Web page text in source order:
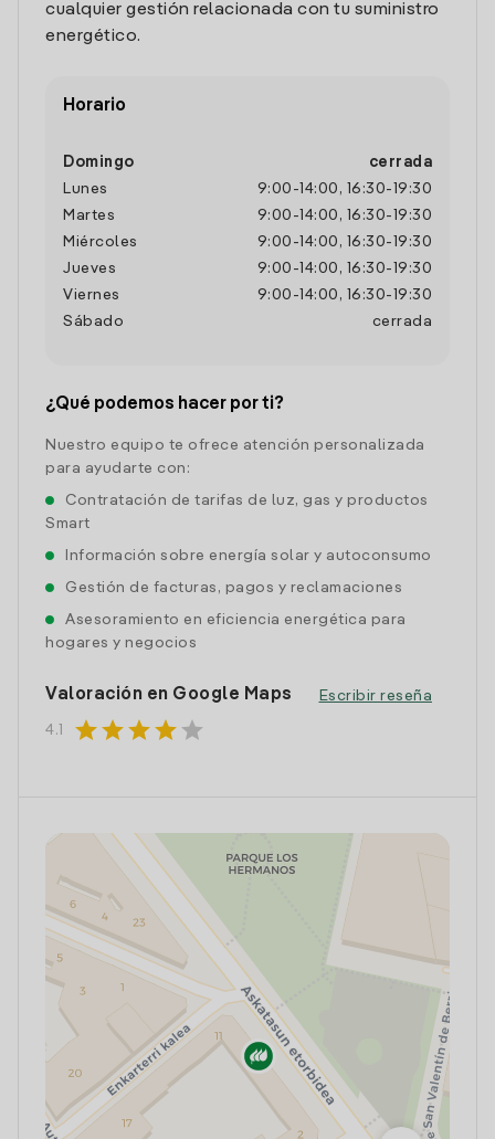
cualquier gestión relacionada con tu suministro
energético.
Horario
Domingo
cerrada
Lunes
9:00 - 14:00 , 16:30- 19:30
Martes
9:00 - 14:00 , 16:30- 19:30
Miércoles
9:00 - 14:00 , 16:30- 19:30
Jueves
9:00 - 14:00 , 16:30- 19:30
Viernes
9:00 - 14:00 , 16:30- 19:30
Sábado
cerrada
¿Qué podemos hacer por ti?
Nuestro equipo te ofrece atención personalizada
para ayudarte con:
Contratación de tarifas de luz, gas y productos
Smart
Información sobre energía solar y autoconsumo
Gestión de facturas, pagos y reclamaciones
Asesoramiento en eficiencia energética para
hogares y negocios
Valoración en Google Maps
4.1 starstarstarstar star
Escribir reseña